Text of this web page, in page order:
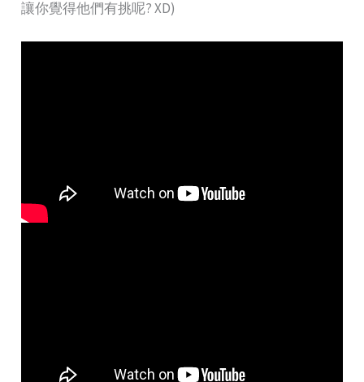
讓你覺得他們有挑呢? XD)